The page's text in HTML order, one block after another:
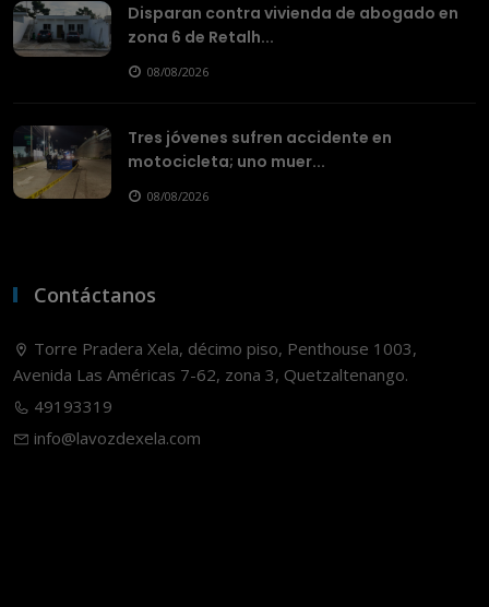
Disparan contra vivienda de abogado en
zona 6 de Retalh...
08/08/2026
Tres jóvenes sufren accidente en
motocicleta; uno muer...
08/08/2026
Contáctanos
Torre Pradera Xela, décimo piso, Penthouse 1003,
Avenida Las Américas 7-62, zona 3, Quetzaltenango.
49193319
info@lavozdexela.com